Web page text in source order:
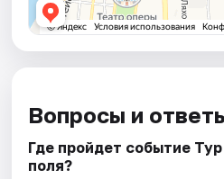
Вопросы и
Где пройдет событие
поля?